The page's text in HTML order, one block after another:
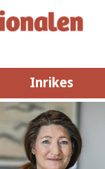
Inrikes
Inrikes